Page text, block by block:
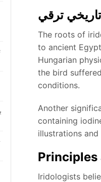
The roots of
to ancient
Hungarian
the bird
conditions.
Another
containing
illustrations
Principles
Iridologists